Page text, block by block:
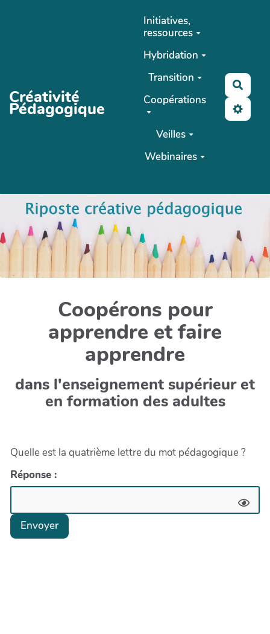
Créativité
Pédagogique
Initiatives,
ressources
Hybridation
Transition
Coopérations
Veilles
Webinaires
Coopérons pour
apprendre et faire
apprendre
dans l'enseignement supérieur et
en formation des adultes
Quelle est la quatrième lettre du mot pédagogique ?
Réponse :
Envoyer